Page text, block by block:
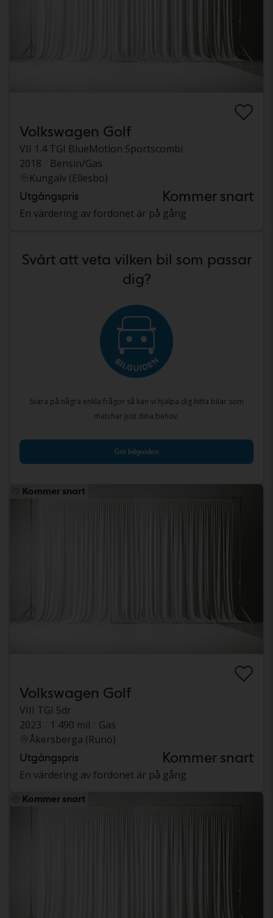
Volkswagen Golf
VII 1.4 TGI BlueMotion Sportscombi
2018
Bensin/Gas
Kungälv (Ellesbo)
Utgångspris Kommer snart
En värdering av fordonet är på gång
Svårt att veta vilken bil som passar
dig?
Svara på några enkla frågor så kan vi hjälpa dig hitta bilar som
matchar just dina behov.
Gör bilguiden
Kommer snart
Volkswagen Golf
VIII TGI 5dr
2023
1 490 mil
Gas
Åkersberga (Runö)
Utgångspris Kommer snart
En värdering av fordonet är på gång
Kommer snart